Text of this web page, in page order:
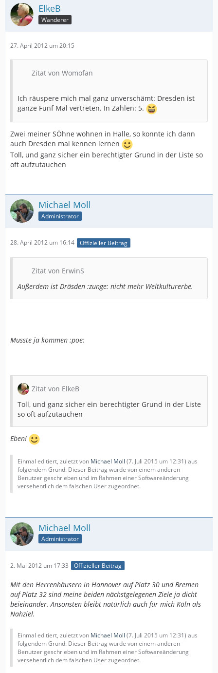
ElkeB
Wanderer
27. April 2012 um 20:15
Zitat von Womofan
Ich räuspere mich mal ganz unverschämt: Dresden ist
ganze Fünf Mal vertreten. In Zahlen: 5.
Zwei meiner SÖhne wohnen in Halle, so konnte ich dann
auch Dresden mal kennen lernen
Toll, und ganz sicher ein berechtigter Grund in der Liste so
oft aufzutauchen
Michael Moll
Administrator
28. April 2012 um 16:14 Offizieller Beitrag
Zitat von ErwinS
Außerdem ist Dräsden :zunge: nicht mehr Weltkulturerbe.
Musste ja kommen :poe:
Zitat von ElkeB
Toll, und ganz sicher ein berechtigter Grund in der Liste
so oft aufzutauchen
Eben!
Einmal editiert, zuletzt von Michael Moll (7. Juli 2015 um 12:31) aus
folgendem Grund: Dieser Beitrag wurde von einem anderen
Benutzer geschrieben und im Rahmen einer Softwareänderung
versehentlich dem falschen User zugeordnet.
Michael Moll
Administrator
2. Mai 2012 um 17:33 Offizieller Beitrag
Mit den Herrenhäusern in Hannover auf Platz 30 und Bremen
auf Platz 32 sind meine beiden nächstgelegenen Ziele ja dicht
beieinander. Ansonsten bleibt natürlich auch für mich Köln als
Nahziel.
Einmal editiert, zuletzt von Michael Moll (7. Juli 2015 um 12:31) aus
folgendem Grund: Dieser Beitrag wurde von einem anderen
Benutzer geschrieben und im Rahmen einer Softwareänderung
versehentlich dem falschen User zugeordnet.